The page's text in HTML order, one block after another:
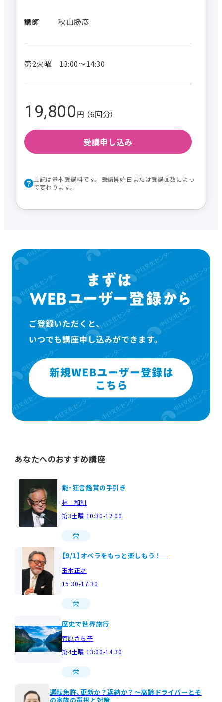
講師 秋山勝彦
第2火曜 13:00～14:30
19,800円 （6回分）
受講申し込み
上記は基本受講料です。受講開始日または受講回数によっ
て変わります。
あなたへのおすすめ講座
能・狂言鑑賞の手引き
林 和利
第3土曜 10:30-12:00
栄
【9/1】オペラをもっと楽しもう！
玉木正之
15:30-17:30
栄
歴史で世界旅行
菅原さち子
第4土曜 13:00-14:30
栄
運転免許、更新か？返納か？～高齢ドライバーとそ
の家族の選択と対策